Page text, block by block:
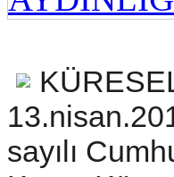
sayılı